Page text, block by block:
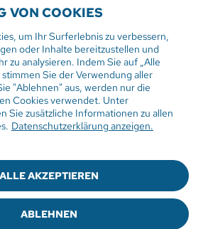
VON COOKIES
um Ihr Surferlebnis zu verbessern,
oder Inhalte bereitzustellen und
zu analysieren. Indem Sie auf „Alle
Sie der Verwendung aller
"Ablehnen" aus, werden nur die
Cookies verwendet. Unter
Sie zusätzliche Informationen zu allen
Datenschutzerklärung anzeigen.
ABLEHNEN
ALLE AKZEPTIEREN
e. V.
29
0
zur Medizinproduktesicherheit?